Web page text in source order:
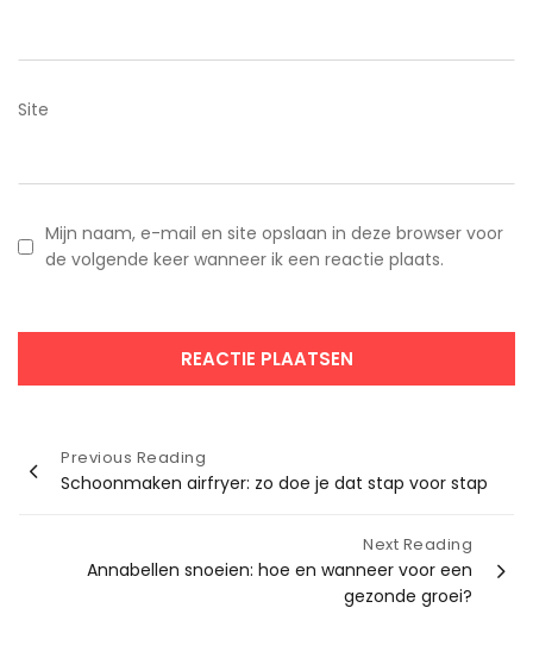
Site
Mijn naam, e-mail en site opslaan in deze browser voor
de volgende keer wanneer ik een reactie plaats.
Bericht
navigatie
Previous Reading
Schoonmaken airfryer: zo doe je dat stap voor stap
Next Reading
Annabellen snoeien: hoe en wanneer voor een
gezonde groei?